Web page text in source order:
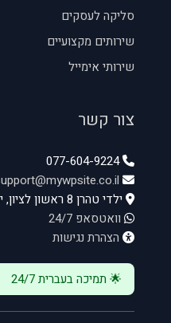
סליקה לעסקים
שירותים מקצועיים
שירותי אימייל
צור קשר
077-604-9224
ילדי טהרן 8 ראשון לציון, ישראל
וואטסאפ 24/7
הצהרת נגישות
🌟 תמיכה בעברית 24/7